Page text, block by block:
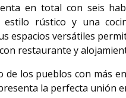
en total con seis
estilo rústico y una
espacios versátiles
restaurante y
de los pueblos con más
la perfecta unión